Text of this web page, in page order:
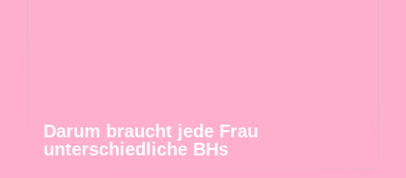
Darum braucht jede Frau
unterschiedliche BHs